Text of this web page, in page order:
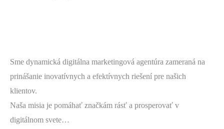
Sme dynamická digitálna marketingová agentúra zameraná na
prinášanie inovatívnych a efektívnych riešení pre našich
klientov.
Naša misia je pomáhať značkám rásť a prosperovať v
digitálnom svete…